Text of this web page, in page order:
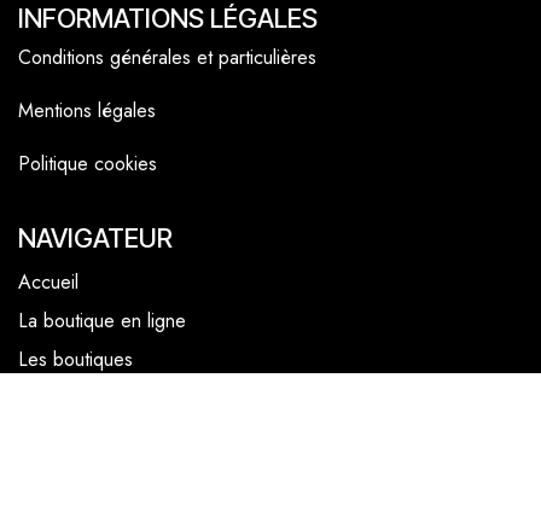
INFORMATIONS LÉGALES
Conditions générales et particulières
Mentions légales
Politique cookies
NAVIGATEUR
Accueil
La boutique en ligne
Les boutiques